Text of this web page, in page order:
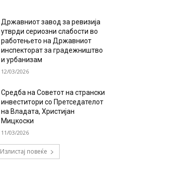
Државниот завод за ревизија
утврди сериозни слабости во
работењето на Државниот
инспекторат за градежништво
и урбанизам
12/03/2026
Средба на Советот на странски
инвеститори со Претседателот
на Владата, Христијан
Мицкоски
11/03/2026
Излистај повеќе